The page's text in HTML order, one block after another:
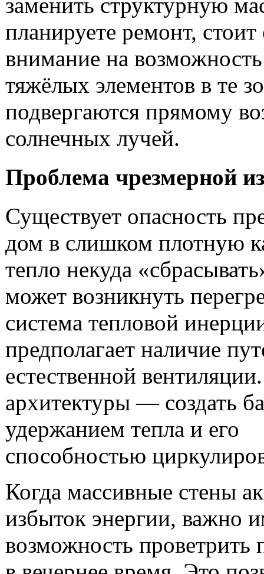
планируете ремонт, стоит
внимание на
тяжёлых элементов в те
подвергаются прямому
солнечных лучей.
Проблема чрезмерной
Существует опасность
дом в слишком плотную
тепло некуда
может возникнуть
система тепловой
предполагает наличие
естественной
архитектуры — создать
удержанием тепла и его
способностью
Когда массивные стены
избыток энергии, важно
возможность проветрить